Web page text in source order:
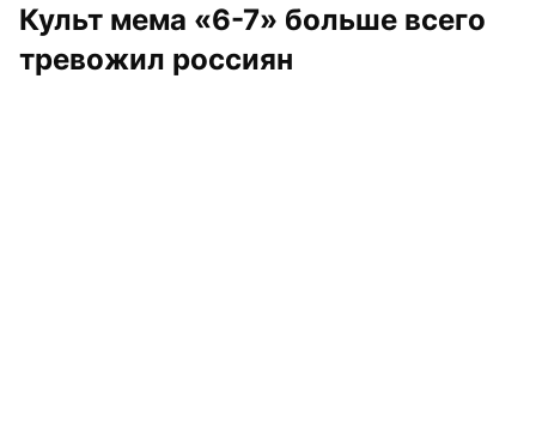
Культ мема «6-7» больше всего
тревожил россиян